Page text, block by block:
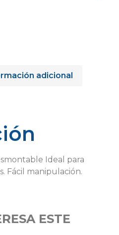
adicional
Ideal para
Fácil manipulación.
ESTE